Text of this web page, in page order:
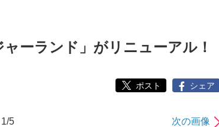
ャーランド」がリニューアル！
ポスト シェア
1/5 次の画像